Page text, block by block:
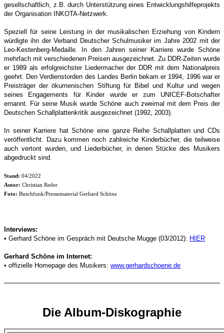
gesellschaftlich, z.B. durch Unterstützung eines Entwicklungshilfeprojekts
der Organisation INKOTA-Netzwerk.
Speziell für seine Leistung in der musikalischen Erziehung von Kindern
würdigte ihn der Verband Deutscher Schulmusiker im Jahre 2002 mit der
Leo-Kestenberg-Medaille. In den Jahren seiner Karriere wurde Schöne
mehrfach mit verschiedenen Preisen ausgezeichnet. Zu DDR-Zeiten wurde
er 1989 als erfolgreichster Liedermacher der DDR mit dem Nationalpreis
geehrt. Den Verdienstorden des Landes Berlin bekam er 1994, 1996 war er
Preisträger der ökumenischen Stiftung für Bibel und Kultur und wegen
seines Engagements für Kinder wurde er zum UNICEF-Botschafter
ernannt. Für seine Musik wurde Schöne auch zweimal mit dem Preis der
Deutschen Schallplattenkritik ausgezeichnet (1992, 2003).
In seiner Karriere hat Schöne eine ganze Reihe Schallplatten und CDs
veröffentlicht. Dazu kommen noch zahlreiche Kinderbücher, die teilweise
auch vertont wurden, und Liederbücher, in denen Stücke des Musikers
abgedruckt sind.
Stand: 04/2022
Autor: Christian Reder
Foto: Buschfunk/Pressematerial Gerhard Schöne
Interviews:
• Gerhard Schöne im Gespräch mit Deutsche Mugge (03/2012): HIER
Gerhard Schöne im Internet:
• offizielle Homepage des Musikers: www.gerhardschoene.de
Die Album-Diskographie